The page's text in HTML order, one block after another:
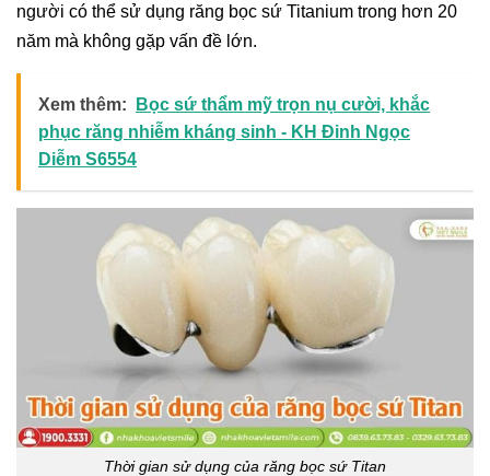
người có thể sử dụng răng bọc sứ Titanium trong hơn 20
năm mà không gặp vấn đề lớn.
Xem thêm:
Bọc sứ thẩm mỹ trọn nụ cười, khắc
phục răng nhiễm kháng sinh - KH Đinh Ngọc
Diễm S6554
Thời gian sử dụng của răng bọc sứ Titan